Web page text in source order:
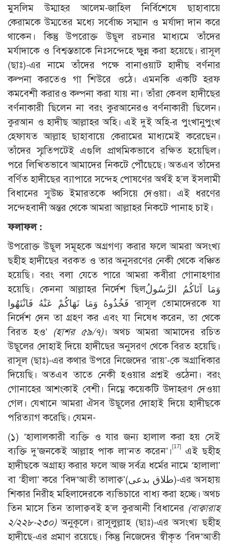
মুসলিম উম্মাহর আলেম-জাহিল নির্বিশেষে ছাহাবায়ে
কেরামকে উম্মতের মধ্যে সর্বোচ্চ সম্মান ও মর্যাদা দান করে
থাকেন। কিন্তু উপরোক্ত উছূল রচনার মাধ্যমে তাঁদের
মর্যাদাকে ও বিশ্বস্ততাকে নিঃসন্দেহে ক্ষুন্ন করা হয়েছে। রাসূল
(ছাঃ)-এর নামে তাঁদের পক্ষে বানাওয়াট হাদীছ বর্ণনার
কল্পনা করতেও গা শিউরে ওঠে। এমনকি একটি হরফ
কমবেশী করারও কল্পনা করা যায় না। তাঁরা কেবল হাদীছের
বর্ণনাকারী ছিলেন না বরং কুরআনেরও বর্ণনাকারী ছিলেন।
কুরআন ও হাদীছ আল্লাহর অহি। এই দুই অহি-র পুংখানুপুংখ
হেফাযত আল্লাহ ছাহাবায়ে কেরামের মাধ্যমেই করেছেন।
তাঁদের স্মৃতিপটেই এগুলি প্রাথমিকভাবে রক্ষিত হয়েছিল।
পরে লিখিতভাবে আমাদের নিকটে পৌঁছেছে। অতএব তাঁদের
বর্ণিত হাদীছের ব্যাপারে সন্দেহ পোষণের অর্থই হ’ল ইসলামী
বিধানের সুউচ্চ ইমারতকে ধ্বসিয়ে দেওয়া। এই ধরণের
সন্দেহবাদী অন্তর থেকে আমরা আল্লাহর নিকটে পানাহ চাই।
ফলাফল :
উপরোক্ত উছূল সমূহকে অগ্রগণ্য করার ফলে আমরা অসংখ্য
ছহীহ হাদীছের বরকত ও তার অনুসরণের নেকী থেকে বঞ্চিত
হয়েছি। বরং বলা যেতে পারে আমরা কবীরা গোনাহগার
হয়েছি। কেননা আল্লাহর নির্দেশ ছিলوَمَا آتَاكُمُ الرَّسُولُ
فَخُذُوهُ وَمَا نَهَاكُمْ عَنْهُ فَانْتَهُوا ‘রাসূল তোমাদেরকে যা
নির্দেশ দেন তা গ্রহণ কর এবং যা নিষেধ করেন, তা থেকে
বিরত হও’ (হাশর ৫৯/৭)। অথচ আমরা আমাদের রচিত
উছূলের দোহাই দিয়ে হাদীছের অনুসরণ থেকে বিরত হয়েছি।
রাসূল (ছাঃ)-এর কথার উপরে নিজেদের ‘রায়’-কে অগ্রাধিকার
দিয়েছি। অতএব তাতে নেকী হওয়ার প্রশ্নই ওঠেনা। বরং
গোনাহের আশংকাই বেশী। নিম্নে কয়েকটি উদাহরণ দেওয়া
গেল। যেখানে আমরা ঐসব উছূলের দোহাই দিয়ে হাদীছকে
পরিত্যাগ করেছি। যেমন-
(১) ‘হালালকারী ব্যক্তি ও যার জন্য হালাল করা হয় সেই
ব্যক্তি দু’জনকেই আল্লাহ পাক লা‘নত করেন’।[17]এই ছহীহ
হাদীছকে অগ্রাহ্য করার ফলে আজ সর্বত্র ধর্মের নামে ‘হালালা’
বা ‘হীলা’ করে ‘বিদ‘আতী তালাক্ব’(طلاق بدعى)-এর অসহায়
শিকার নিরীহ মহিলাদেরকে ব্যভিচারে বাধ্য করা হচ্ছে। অথচ
তিন মাসে তিন তালাক্ববই হ’ল কুরআনী বিধানের (বাক্বারাহ
২/২২৮-২৩০)অনুকূলে। রাসূলুল্লাহ (ছাঃ)-এর অসংখ্য ছহীহ
হাদীছে-এর প্রমাণ রয়েছে। কিন্তু নিজেদের স্বীকৃত ‘বিদ‘আতী